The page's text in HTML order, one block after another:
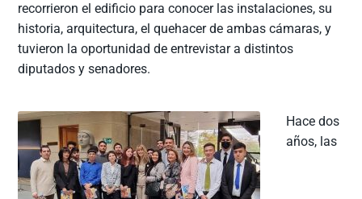
recorrieron el edificio para conocer las instalaciones, su
historia, arquitectura, el quehacer de ambas cámaras, y
tuvieron la oportunidad de entrevistar a distintos
diputados y senadores.
Hace dos
años, las